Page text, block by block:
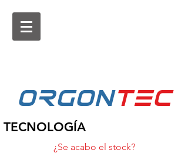
ORGONtEc
TECNOLOGÍA
¿Se acabo el stock?